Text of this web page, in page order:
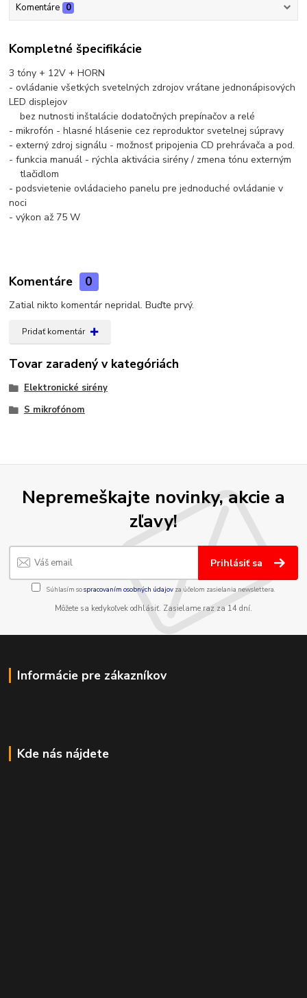
Komentáre 0
Kompletné špecifikácie
3 tóny + 12V + HORN
- ovládanie všetkých svetelných zdrojov vrátane jednonápisových
LED displejov
bez nutnosti inštalácie dodatočných prepínačov a relé
- mikrofón - hlasné hlásenie cez reproduktor svetelnej súpravy
- externý zdroj signálu - možnosť pripojenia CD prehrávača a pod.
- funkcia manuál - rýchla aktivácia sirény / zmena tónu externým
tlačidlom
- podsvietenie ovládacieho panelu pre jednoduché ovládanie v
noci
- výkon až 75 W
Komentáre 0
Zatial nikto komentár nepridal. Buďte prvý.
Pridať komentár
Tovar zaradený v kategóriách
Elektronické sirény
S mikrofónom
Nepremeškajte novinky, akcie a
zľavy!
Prihlásiť sa
Súhlasím sospracovaním osobných údajov za účelom zasielania newslettera.
Môžete sa kedykoľvek odhlásiť. Zasielame raz za 14 dní.
Informácie pre zákazníkov
Kde nás nájdete